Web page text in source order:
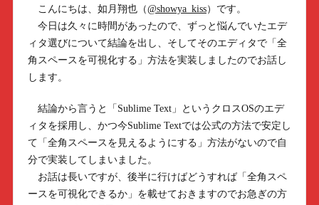
こんにちは、如月翔也（@showya_kiss）です。
今日は久々に時間があったので、ずっと悩んでいたエデ
ィタ選びについて結論を出し、そしてそのエディタで「全
角スペースを可視化する」方法を実装しましたのでお話し
します。
結論から言うと「Sublime Text」というクロスOSのエデ
ィタを採用し、かつ今Sublime Textでは公式の方法で安定し
て「全角スペースを見えるようにする」方法がないので自
分で実装してしまいました。
お話は長いですが、後半に行けばどうすれば「全角スペ
ースを可視化できるか」を載せておきますのでお急ぎの方